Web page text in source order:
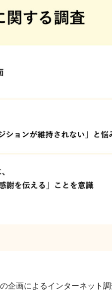
企画によるインターネット調